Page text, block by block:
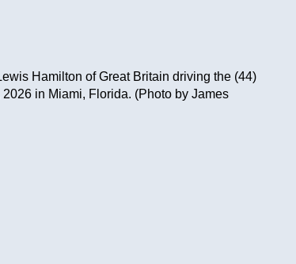
Hamilton of Great Britain driving the (44)
in Miami, Florida. (Photo by James